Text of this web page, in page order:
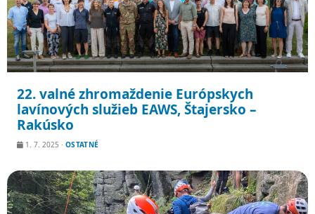
22. valné zhromaždenie Európskych
lavínových služieb EAWS, Štajersko –
Rakúsko
1. 7. 2025 · OSTATNÉ